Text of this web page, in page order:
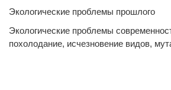
Экологические проблемы прошлого
Экологические проблемы
похолодание, исчезновение видов,